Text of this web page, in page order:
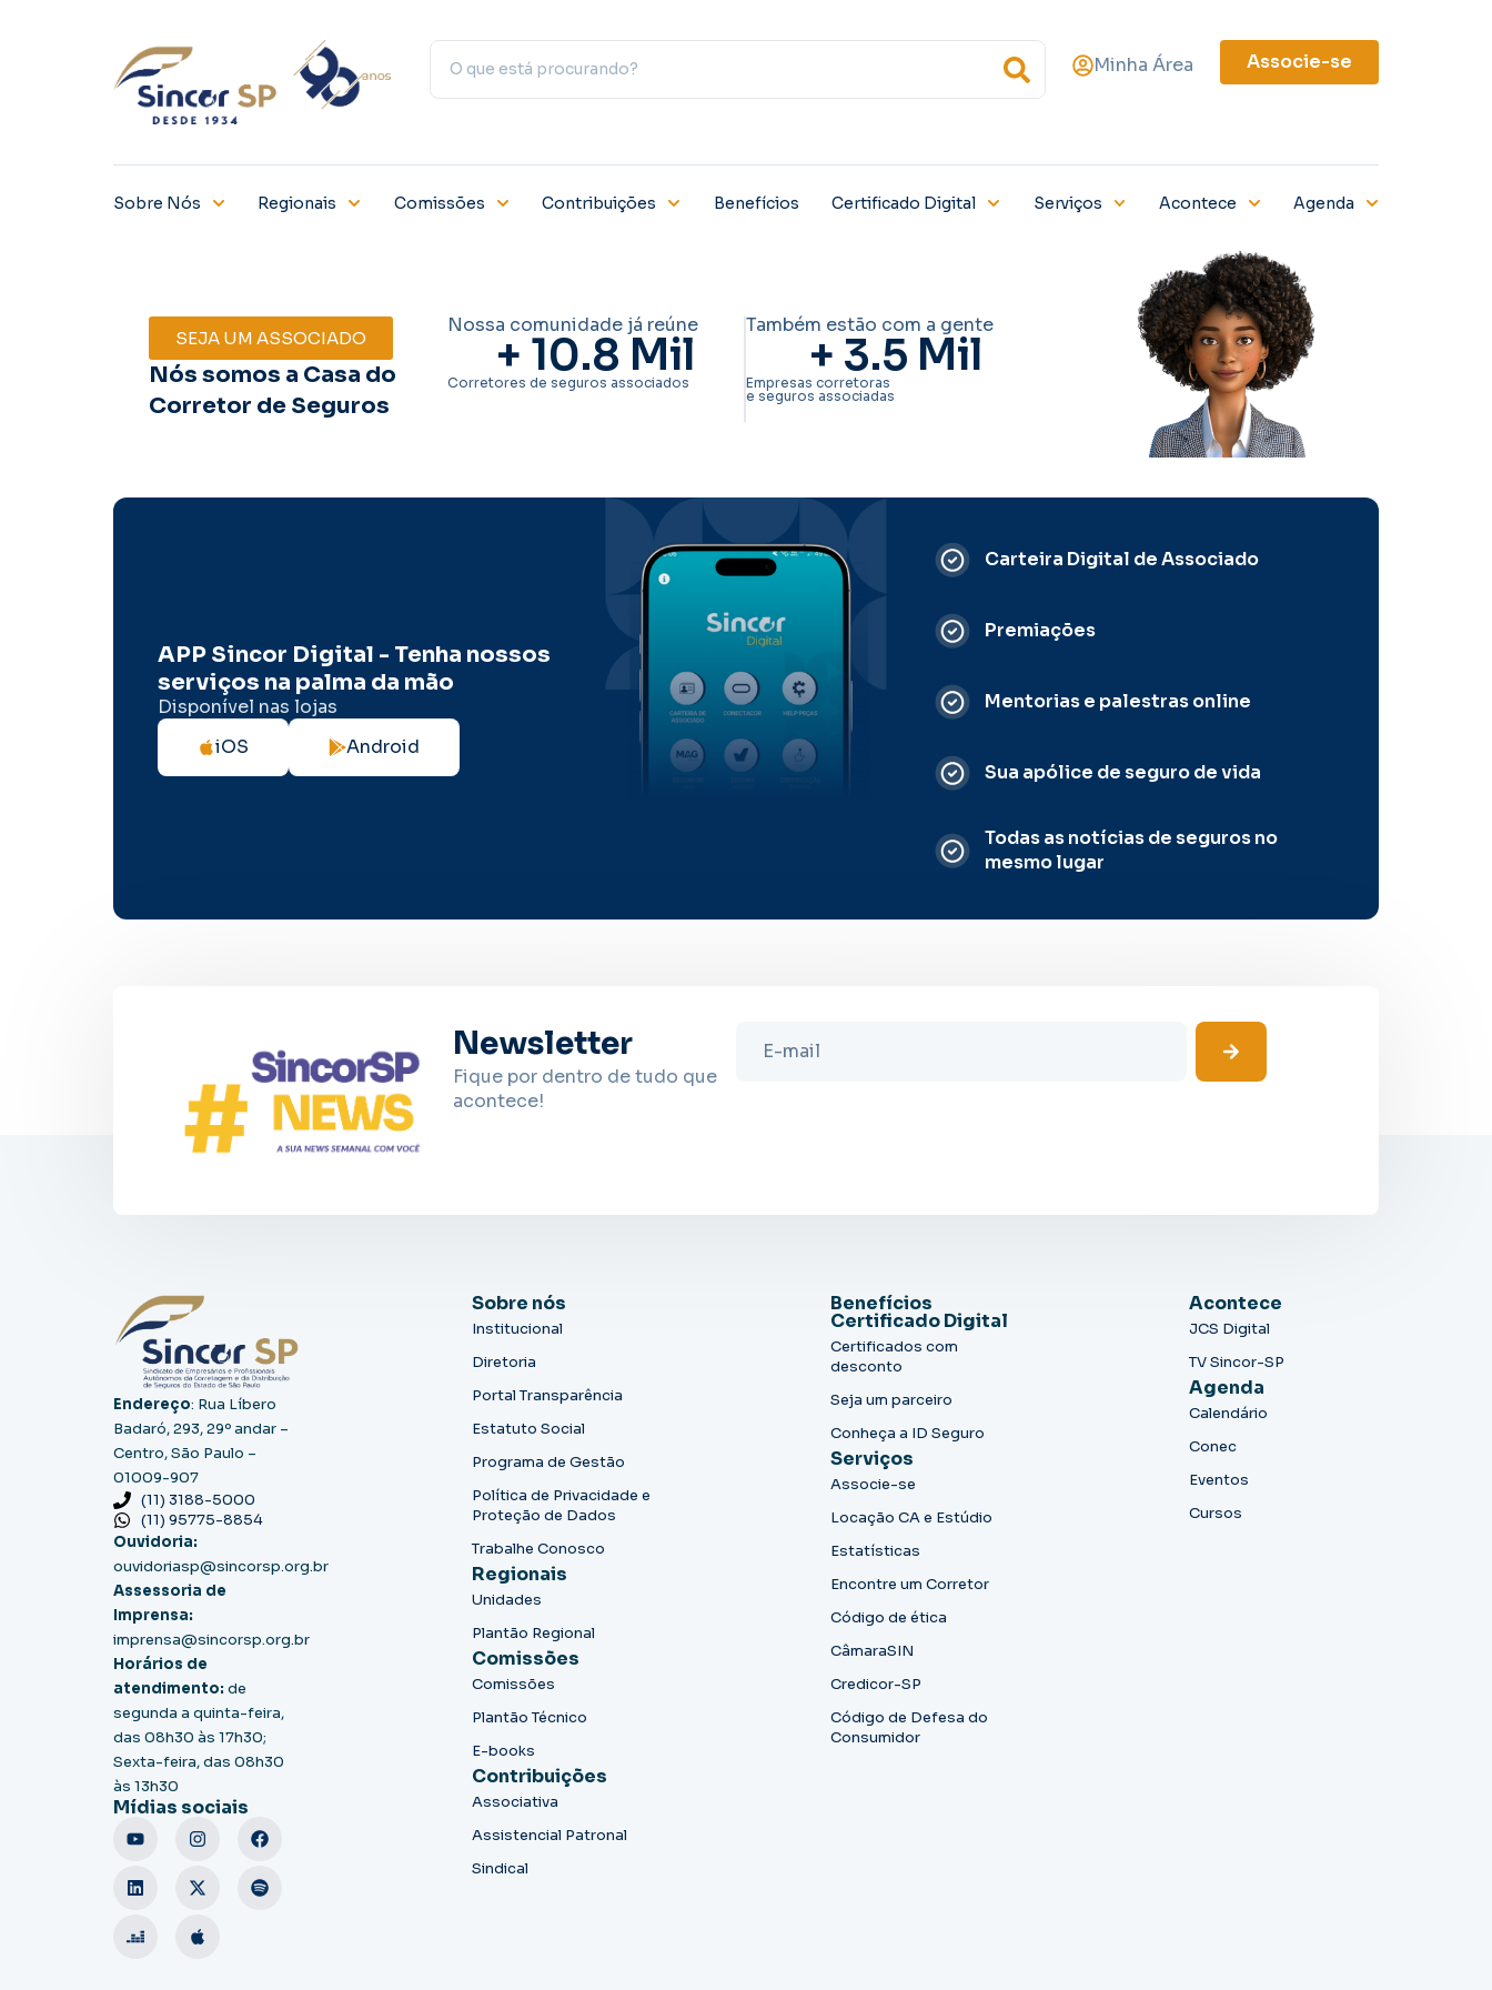
Minha Área Associe-se
Sobre Nós Regionais Comissões Contribuições Benefícios Certificado Digital Serviços Acontece Agenda
SEJA UM ASSOCIADO
Nós somos a Casa do
Corretor de Seguros
Nossa comunidade já reúne
+ 10.8 Mil
Corretores de seguros associados
Também estão com a gente
+ 3.5 Mil
Empresas corretoras
e seguros associadas
APP Sincor Digital - Tenha nossos
serviços na palma da mão
Disponível nas lojas
iOS
Android
Carteira Digital de Associado
Premiações
Mentorias e palestras online
Sua apólice de seguro de vida
Todas as notícias de seguros no
mesmo lugar
Newsletter
Fique por dentro de tudo que
acontece!
Endereço: Rua Líbero
Badaró, 293, 29º andar –
Centro, São Paulo –
01009-907
(11) 3188-5000
(11) 95775-8854
Ouvidoria:
ouvidoriasp@sincorsp.org.br
Assessoria de
Imprensa:
imprensa@sincorsp.org.br
Horários de
atendimento: de
segunda a quinta-feira,
das 08h30 às 17h30;
Sexta-feira, das 08h30
às 13h30
Mídias sociais
Sobre nós
Institucional
Diretoria
Portal Transparência
Estatuto Social
Programa de Gestão
Política de Privacidade e
Proteção de Dados
Trabalhe Conosco
Regionais
Unidades
Plantão Regional
Comissões
Comissões
Plantão Técnico
E-books
Contribuições
Associativa
Assistencial Patronal
Sindical
Benefícios
Certificado Digital
Certificados com
desconto
Seja um parceiro
Conheça a ID Seguro
Serviços
Associe-se
Locação CA e Estúdio
Estatísticas
Encontre um Corretor
Código de ética
CâmaraSIN
Credicor-SP
Código de Defesa do
Consumidor
Acontece
JCS Digital
TV Sincor-SP
Agenda
Calendário
Conec
Eventos
Cursos